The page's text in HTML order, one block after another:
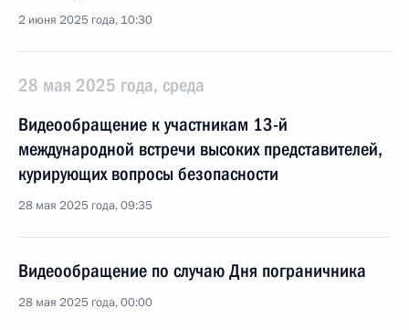
2 июня 2025 года, 10:30
28 мая 2025 года, среда
Видеообращение к участникам 13-й
международной встречи высоких представителей,
курирующих вопросы безопасности
28 мая 2025 года, 09:35
Видеообращение по случаю Дня пограничника
28 мая 2025 года, 00:00